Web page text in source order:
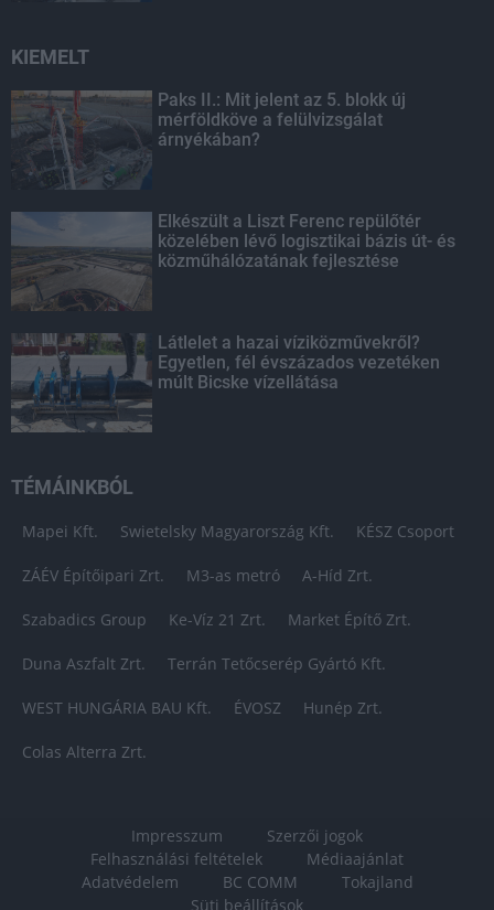
KIEMELT
Paks II.: Mit jelent az 5. blokk új
mérföldköve a felülvizsgálat
árnyékában?
Elkészült a Liszt Ferenc repülőtér
közelében lévő logisztikai bázis út- és
közműhálózatának fejlesztése
Látlelet a hazai víziközművekről?
Egyetlen, fél évszázados vezetéken
múlt Bicske vízellátása
TÉMÁINKBÓL
Mapei Kft. Swietelsky Magyarország Kft. KÉSZ Csoport
ZÁÉV Építőipari Zrt. M3-as metró A-Híd Zrt.
Szabadics Group Ke-Víz 21 Zrt. Market Építő Zrt.
Duna Aszfalt Zrt. Terrán Tetőcserép Gyártó Kft.
WEST HUNGÁRIA BAU Kft. ÉVOSZ Hunép Zrt.
Colas Alterra Zrt.
Impresszum
Szerzői jogok
Felhasználási feltételek
Médiaajánlat
Adatvédelem
BC COMM
Tokajland
Süti beállítások